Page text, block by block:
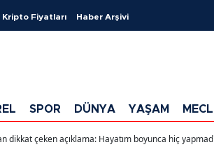
Kripto Fiyatları Haber Arşivi
SPOR DÜNYA YAŞAM
dikkat çeken açıklama: Hayatım boyunca hiç